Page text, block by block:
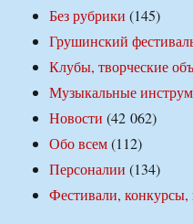
Без рубрики (145)
Грушинский
Клубы, творческие
Музыкальные
Новости (42 062)
Обо всем(112)
Персоналии (134)
Фестивали, конкурсы,